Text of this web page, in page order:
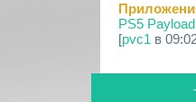
[PS5]
26.02-
[PS3]
PS5
[pvc1 в
PS5